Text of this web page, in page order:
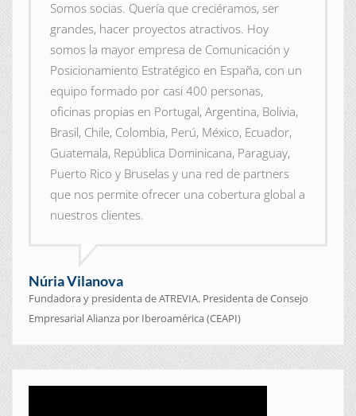
Somos socias. Quería que creciéramos, ser
grandes, hacer proyectos atractivos. Hoy
somos la mayor empresa de Comunicación y
Posicionamiento Estratégico en España, con un
equipo formado por casi 400 personas,
oficinas propias en Portugal, Argentina, Bolivia,
Brasil, Chile, Colombia, Perú, México, Ecuador,
Guatemala, República Dominicana, Paraguay,
Puerto Rico y Bruselas y una red de partners
que nos permite ofrecer una cobertura global a
nuestros clientes.
Núria Vilanova
Fundadora y presidenta de ATREVIA. Presidenta de Consejo
Empresarial Alianza por Iberoamérica (CEAPI)